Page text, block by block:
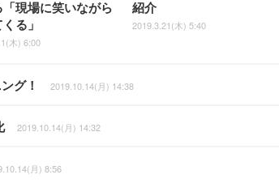
「現場に笑いながら
る」
木) 6:00
紹介
2019.3.21(木) 5:40
グ！ 2019.10.14(月) 14:38
2019.10.14(月) 14:32
月) 8:56